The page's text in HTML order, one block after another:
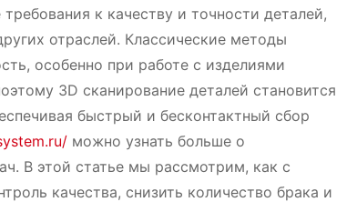
к качеству и точности деталей,
отраслей. Классические методы
особенно при работе с изделиями
3D сканирование деталей становится
быстрый и бесконтактный сбор
можно узнать больше о
В этой статье мы рассмотрим, как с
качества, снизить количество брака и